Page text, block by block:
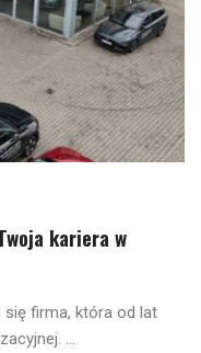
kariera w
firma, która od lat
...